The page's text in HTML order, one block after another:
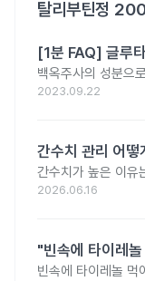
탈리부틴정
[1분 FAQ] 글루
백옥주사의 성분으
2023.09.22
간수치 관리 어
간수치가 높은 이유
2026.06.16
"빈속에 타이레
빈속에 타이레놀 먹